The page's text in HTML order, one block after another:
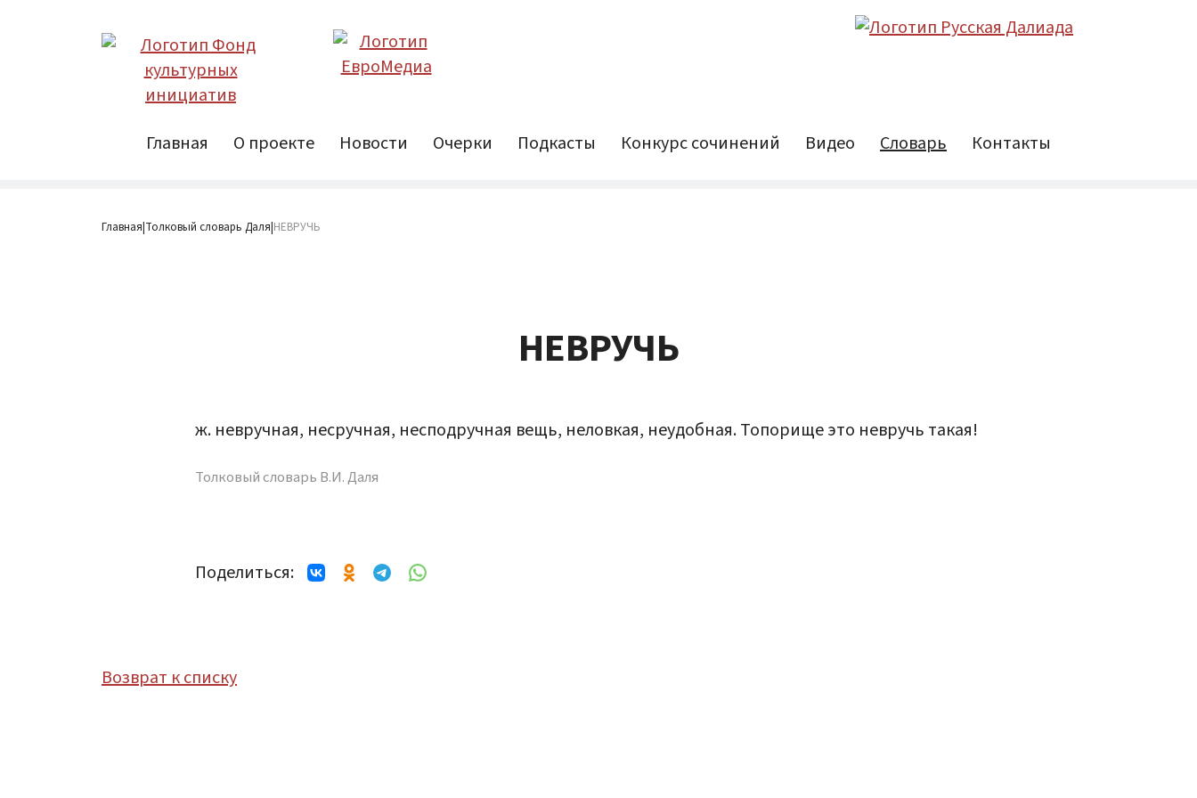
Главная О проекте Новости Очерки Подкасты Конкурс сочинений Видео Словарь Контакты
Главная|Толковый словарь Даля|НЕВРУЧЬ
НЕВРУЧЬ
ж. невручная, несручная, несподручная вещь, неловкая, неудобная. Топорище это невручь такая!
Толковый словарь В.И. Даля
Поделиться:
Возврат к списку